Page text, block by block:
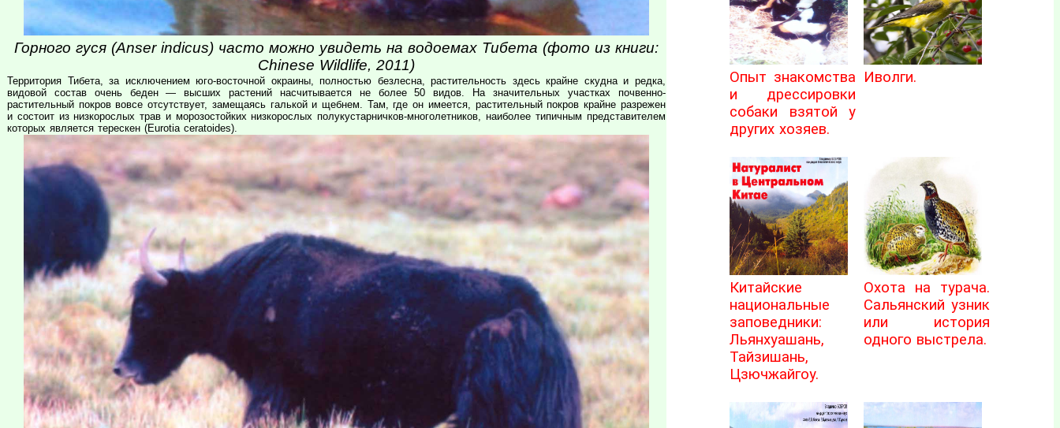
Горного гуся (Anser indicus) часто можно увидеть на водоемах Тибета (фото из книги:
Chinese Wildlife, 2011)
Территория Тибета, за исключением юго-восточной окраины, полностью безлесна, растительность здесь крайне скудна и редка,
видовой состав очень беден — высших растений насчитывается не более 50 видов. На значительных участках почвенно-
растительный покров вовсе отсутствует, замещаясь галькой и щебнем. Там, где он имеется, растительный покров крайне разрежен
и состоит из низкорослых трав и морозостойких низкорослых полукустарничков-многолетников, наиболее типичным представителем
которых является терескен (Eurotia ceratoides).
Опыт знакомства
и дрессировки
собаки взятой у
других хозяев.
Иволги.
Китайские
национальные
заповедники:
Льянхуашань,
Тайзишань,
Цзючжайгоу.
Охота на турача.
Сальянский узник
или история
одного выстрела.